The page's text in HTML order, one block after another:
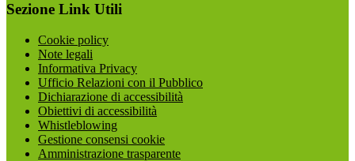
Sezione Link Utili
Cookie policy
Note legali
Informativa Privacy
Ufficio Relazioni con il Pubblico
Dichiarazione di accessibilità
Obiettivi di accessibilità
Whistleblowing
Gestione consensi cookie
Amministrazione trasparente